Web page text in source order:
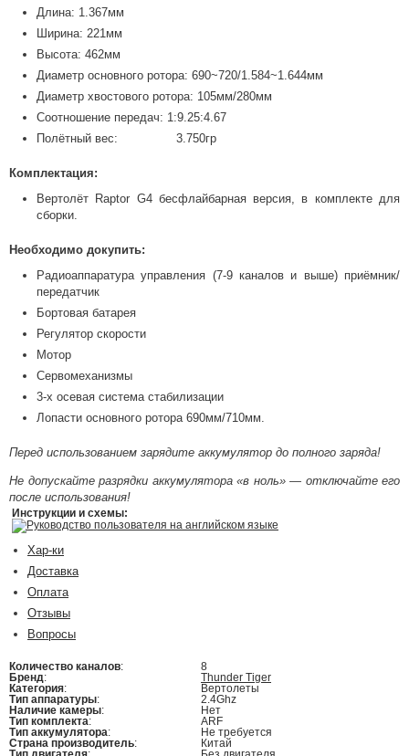
Длина: 1.367мм
Ширина: 221мм
Высота: 462мм
Диаметр основного ротора: 690~720/1.584~1.644мм
Диаметр хвостового ротора: 105мм/280мм
Соотношение передач: 1:9.25:4.67
Полётный вес: 3.750гр
Комплектация:
Вертолёт Raptor G4 бесфлайбарная версия, в комплекте для
сборки.
Необходимо докупить:
Радиоаппаратура управления (7-9 каналов и выше) приёмник/
передатчик
Бортовая батарея
Регулятор скорости
Мотор
Сервомеханизмы
3-х осевая система стабилизации
Лопасти основного ротора 690мм/710мм.
Перед использованием зарядите аккумулятор до полного заряда!
Не допускайте разрядки аккумулятора «в ноль» — отключайте его
после использования!
Инструкции и схемы:
Руководство пользователя на английском языке
Хар-ки
Доставка
Оплата
Отзывы
Вопросы
Количество каналов:
8
Бренд:
Thunder Tiger
Категория:
Вертолеты
Тип аппаратуры:
2.4Ghz
Наличие камеры:
Нет
Тип комплекта:
ARF
Тип аккумулятора:
Не требуется
Страна производитель:
Китай